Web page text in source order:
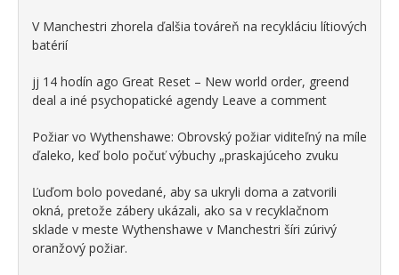
V Manchestri zhorela ďalšia továreň na recykláciu lítiových
batérií
jj 14 hodín ago Great Reset – New world order, greend
deal a iné psychopatické agendy Leave a comment
Požiar vo Wythenshawe: Obrovský požiar viditeľný na míle
ďaleko, keď bolo počuť výbuchy „praskajúceho zvuku
Ľuďom bolo povedané, aby sa ukryli doma a zatvorili
okná, pretože zábery ukázali, ako sa v recyklačnom
sklade v meste Wythenshawe v Manchestri šíri zúrivý
oranžový požiar.